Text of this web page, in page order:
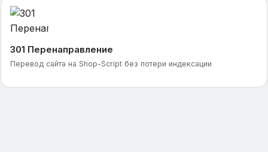
301 Перенаправление
Перевод сайта на Shop-Script без потери индексации